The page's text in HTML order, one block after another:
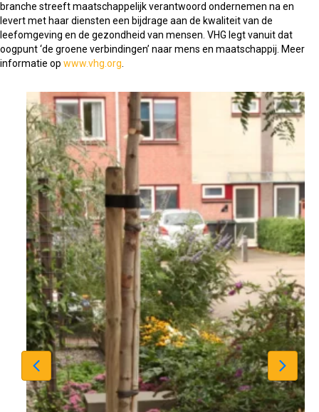
branche streeft maatschappelijk verantwoord ondernemen na en
levert met haar diensten een bijdrage aan de kwaliteit van de
leefomgeving en de gezondheid van mensen. VHG legt vanuit dat
oogpunt ‘de groene verbindingen’ naar mens en maatschappij. Meer
informatie op www.vhg.org.